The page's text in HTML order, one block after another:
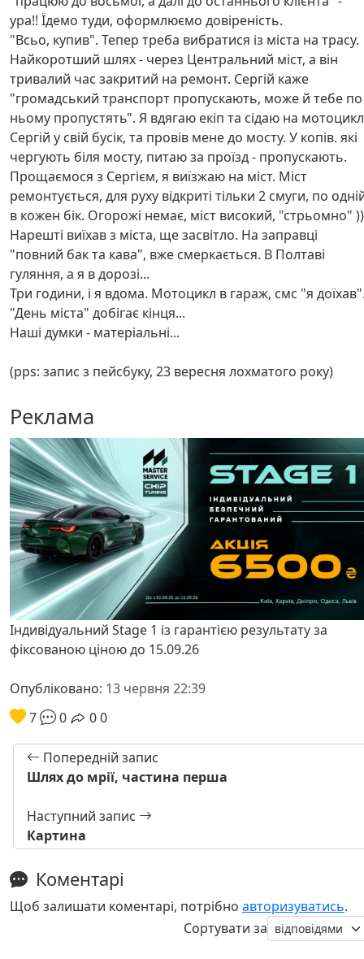
ура!! Їдемо туди, оформлюємо довіреність.
"Всьо, купив". Тепер треба вибратися із міста на трасу.
Найкоротший шлях - через Центральний міст, а він
тривалий час закритий на ремонт. Сергій каже
"громадський транспорт пропускають, може й тебе по
ньому пропустять". Я вдягаю екіп та сідаю на
Сергій у свій бусік, та провів мене до мосту. У копів. які
чергують біля мосту, питаю за проїзд - пропускають.
Прощаємося з Сергієм, я виїзжаю на міст. Міст
ремонтується, для руху відкриті тільки 2 смуги, по
в кожен бік. Огорожі немає, міст високий, "стрьомно"
Нарешті виїхав з міста, ще засвітло. На заправці
"повний бак та кава", вже смеркається. В Полтаві
гуляння, а я в дорозі...
Три години, і я вдома. Мотоцикл в гараж, смс "я
"День міста" добігає кінця...
Наші думки - матеріальні...
(pps: запис з пейсбуку, 23 вересня лохматого року)
Реклама
Індивідуальний Stage 1 із гарантією результату за
фіксованою ціною до 15.09.26
Опубліковано: 13 червня 22:39
7
0 00
Попередній запис
Шлях до мрії, частина перша
Наступний запис
Картина
Коментарі
Щоб залишати коментарі, потрібно авторизуватись.
Сортувати за